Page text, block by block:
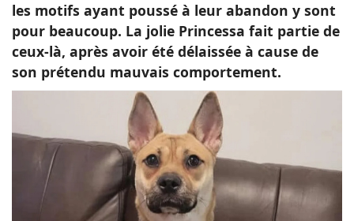
les motifs ayant poussé à leur abandon y sont
pour beaucoup. La jolie Princessa fait partie de
ceux-là, après avoir été délaissée à cause de
son prétendu mauvais comportement.